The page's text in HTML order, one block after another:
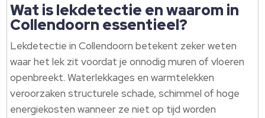
Wat is lekdetectie en waarom in
Collendoorn essentieel?
Lekdetectie in Collendoorn betekent zeker weten
waar het lek zit voordat je onnodig muren of vloeren
openbreekt.​ Waterlekkages en warmtelekken
veroorzaken structurele schade, schimmel of hoge
energiekosten wanneer ze niet op tijd worden